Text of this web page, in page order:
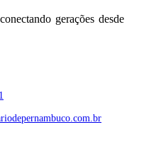
gerações desde
.com.br